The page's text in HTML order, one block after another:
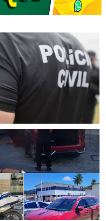
que fez ao menos 25
pela Polícia Civil em